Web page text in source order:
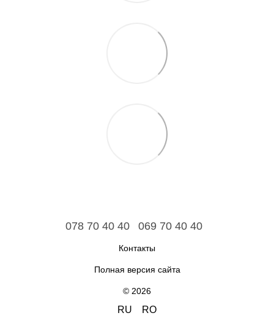
078 70 40 40 069 70 40 40
Контакты
Полная версия сайта
© 2026
RU RO